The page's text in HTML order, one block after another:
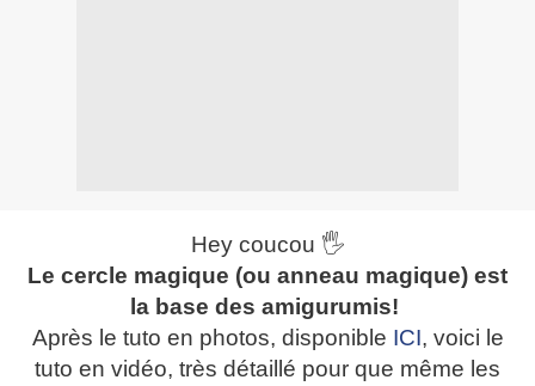
Hey coucou 🖐
Le cercle magique (ou anneau magique) est
la base des amigurumis!
Après le tuto en photos, disponible ICI, voici le
tuto en vidéo, très détaillé pour que même les